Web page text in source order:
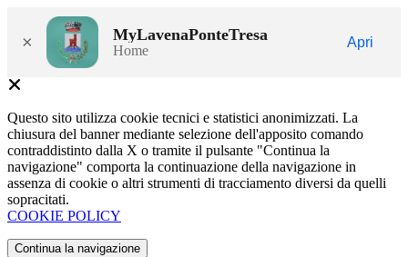
× MyLavenaPonteTresa
Home
Apri
Questo sito utilizza cookie tecnici e statistici anonimizzati. La
chiusura del banner mediante selezione dell'apposito comando
contraddistinto dalla X o tramite il pulsante "Continua la
navigazione" comporta la continuazione della navigazione in
assenza di cookie o altri strumenti di tracciamento diversi da quelli
sopracitati.
COOKIE POLICY
Continua la navigazione